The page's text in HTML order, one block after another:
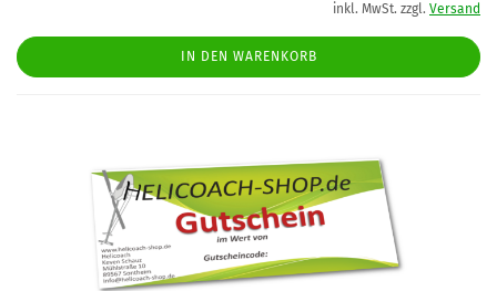
inkl. MwSt. zzgl. Versand
IN DEN WARENKORB